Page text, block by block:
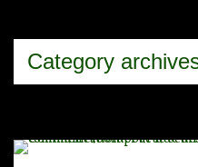
Category